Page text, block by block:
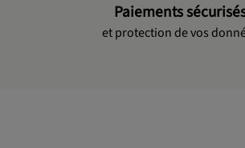
Paiements
et protection de vos